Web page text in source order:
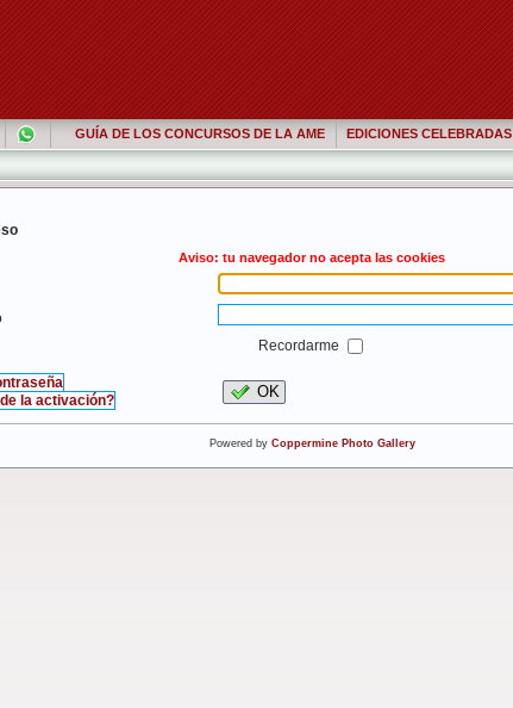
GUÍA DE LOS CONCURSOS DE LA AME EDICIONES CELEBRADAS
Aviso: tu navegador no acepta las cookies
Recordarme
la activación?
OK
Powered by Coppermine Photo Gallery